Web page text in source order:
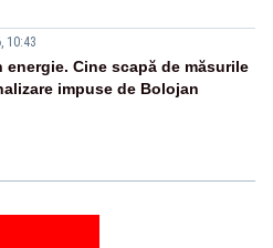
10:43
energie. Cine scapă de măsurile
impuse de Bolojan